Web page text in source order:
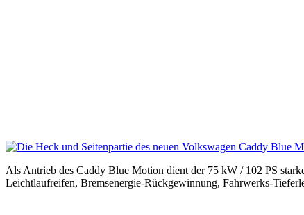
Als Antrieb des Caddy Blue Motion dient der 75 kW / 102 PS
Leichtlaufreifen, Bremsenergie-Rückgewinnung, Fahrwerks-